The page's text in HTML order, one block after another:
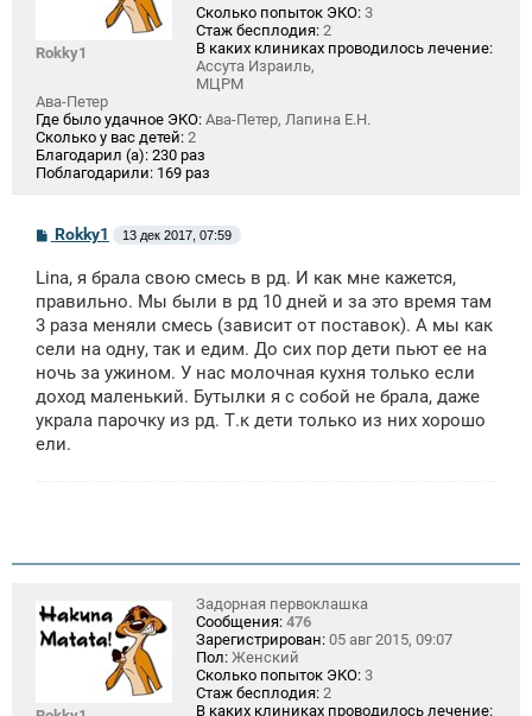
Rokky1
Сколько попыток ЭКО: 3
Стаж бесплодия: 2
В каких клиниках проводилось лечение:
Ассута Израиль,
МЦРМ
Ава-Петер
Где было удачное ЭКО: Ава-Петер, Лапина Е.Н.
Сколько у вас детей: 2
Благодарил (а): 230 раз
Поблагодарили: 169 раз
С
б
щ
е
н
и
Rokky1 13 дек 2017, 07:59
Lina, я брала свою смесь в рд. И как мне кажется,
правильно. Мы были в рд 10 дней и за это время там
3 раза меняли смесь (зависит от поставок). А мы как
сели на одну, так и едим. До сих пор дети пьют ее на
ночь за ужином. У нас молочная кухня только если
доход маленький. Бутылки я с собой не брала, даже
украла парочку из рд. Т.к дети только из них хорошо
ели.
Задорная первоклашка
Сообщения: 476
Зарегистрирован: 05 авг 2015, 09:07
Пол: Женский
Сколько попыток ЭКО: 3
Стаж бесплодия: 2
В каких клиниках проводилось лечение: